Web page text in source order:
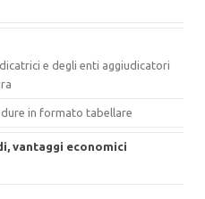
e degli enti aggiudicatori
in formato tabellare
vantaggi economici